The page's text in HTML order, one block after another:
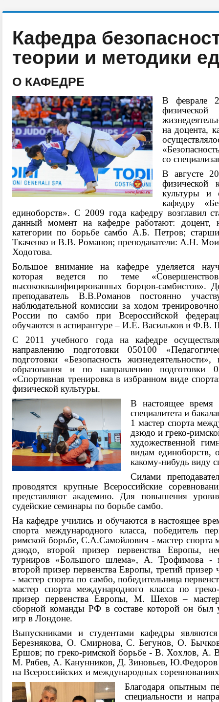
Кафедра
теории и методики
О КАФЕДРЕ
В феврале
на доцента,
со
В августе
физической
культуры и
кафедру
единоборств». С 2009 года кафедру возглавил
данный момент на кафедре работают: доцент,
категории по борьбе самбо А.Б. Петров;
Ткаченко и В.В. Романов; преподаватели: А.Н.
Ходотова.
Большое внимание на кафедре уделяется
которая ведется по теме
высококвалифицированных борцов-
преподаватель В.В.Романов постоянно
наблюдательной комиссии за ходом
России по самбо при Всероссийской
обучаются в аспирантуре – И.Е. Васильков и Ф.В.
С 2011 учебного года на кафедре
направлению подготовки 050100
подготовки «Безопасность
образования и по направлению подготовки
«Спортивная тренировка в избранном виде
физической культуры.
В настоящее время
специалитета и
1 мастер спорта
дзюдо и греко-
художественной
видам единоборств,
какому-нибудь виду
Силами
проводятся крупные Всероссийские
представляют академию. Для повышения
судейские семинары по борьбе самбо.
На кафедре учились и обучаются в настоящее
спорта международного класса, победитель
римской борьбе, С.А.Самойлович - мастер спорта
дзюдо, второй призер первенства Европы,
турниров «Большого шлема», А. Трофимова -
второй призер первенства Европы, третий
- мастер спорта по самбо, победительница
мастер спорта международного класса по
призер первенства Европы, М. Шехов –
сборной команды РФ в составе которой он был
игр в Лондоне.
Выпускниками и студентами кафедры
Березнякова, О. Смирнова, С. Бегунов, О.
Ершов; по греко-римской борьбе - В. Хохлов,
М. Рябев, А. Канунников, Д. Зиновьев, Ю.Федоров
на Всероссийских и международных
Благодаря опытным
специальности и